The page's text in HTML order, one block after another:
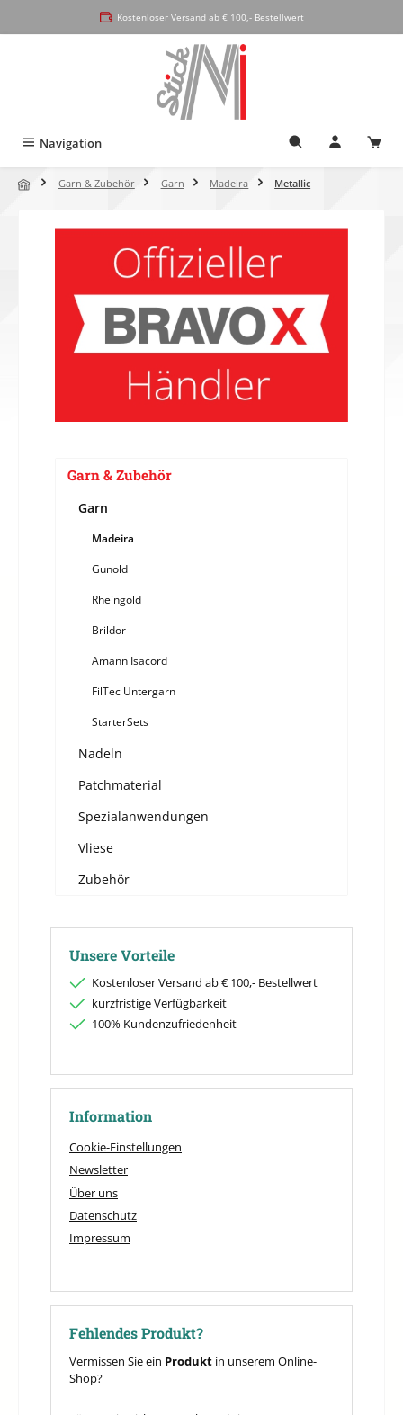
Kostenloser Versand ab € 100,- Bestellwert
Navigation
Garn & Zubehör Garn Madeira Metallic
Garn & Zubehör
Garn
Madeira
Gunold
Rheingold
Brildor
Amann Isacord
FilTec Untergarn
StarterSets
Nadeln
Patchmaterial
Spezialanwendungen
Vliese
Zubehör
Unsere Vorteile
Kostenloser Versand ab € 100,- Bestellwert
kurzfristige Verfügbarkeit
100% Kundenzufriedenheit
Information
Cookie-Einstellungen
Newsletter
Über uns
Datenschutz
Impressum
Fehlendes Produkt?
Vermissen Sie ein Produkt in unserem Online-
Shop?